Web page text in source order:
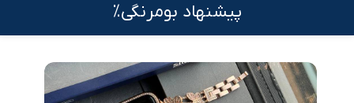
پیشنهاد بومرنگی%